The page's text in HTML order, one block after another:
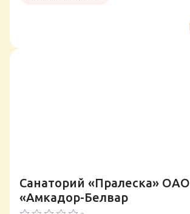
Санаторий «Пралеска» ОАО
«Амкадор-Белвар